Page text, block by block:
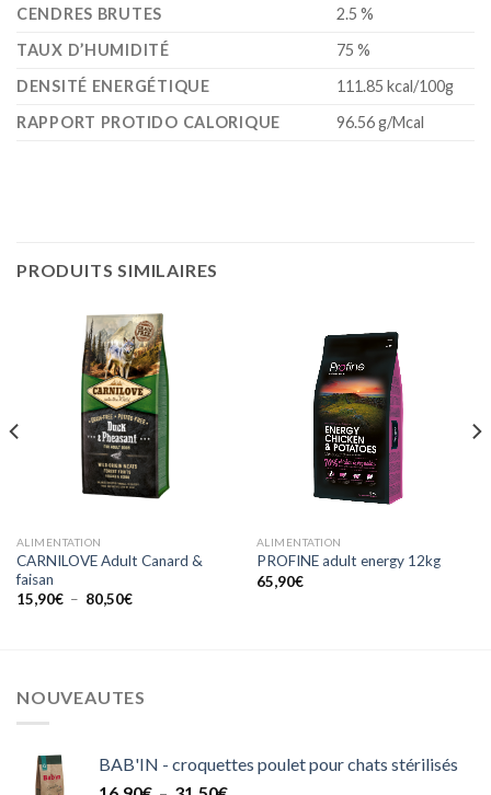
CENDRES BRUTES
2.5 %
TAUX D’HUMIDITÉ
75 %
DENSITÉ ENERGÉTIQUE
111.85 kcal/100g
RAPPORT PROTIDO CALORIQUE
96.56 g/Mcal
PRODUITS SIMILAIRES
ALIMENTATION
CARNILOVE Adult Canard &
faisan
15,90€ – 80,50€Plage
ALIMENTATION
PROFINE adult energy 12kg
65,90€
NOUVEAUTES
BAB'IN - croquettes poulet pour chats stérilisés